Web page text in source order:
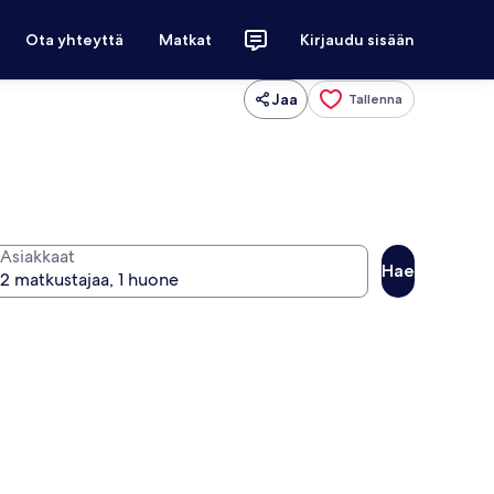
Ota yhteyttä Matkat Kirjaudu sisään
Jaa Tallenna
Asiakkaat
Hae